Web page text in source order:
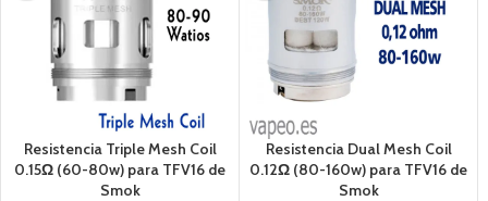
Resistencia Triple Mesh Coil
0.15Ω (60-80w) para TFV16 de
Smok
Resistencia Dual Mesh Coil
0.12Ω (80-160w) para TFV16 de
Smok